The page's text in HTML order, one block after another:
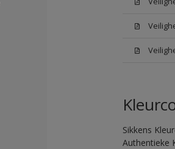
Sikkens
Authentieke